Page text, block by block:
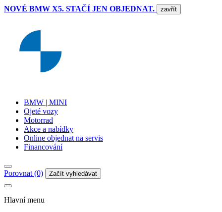
NOVÉ BMW X5. STAČÍ JEN OBJEDNAT. zavřít
BMW | MINI
Ojeté vozy
Motorrad
Akce a nabídky
Online objednat na servis
Financování
Porovnat (0) Začít vyhledávat
Hlavní menu